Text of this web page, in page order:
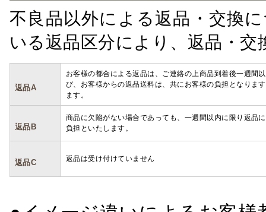
不良品以外による返品・交換
いる返品区分により、返品・
返品A
お客様の都合による返品は、ご連絡の上商品到着後一週間
び、お客様からの返品送料は、共にお客様の負担となりま
ます。
返品B
商品に欠陥がない場合であっても、一週間以内に限り返品
負担といたします。
返品C 返品は受け付けていません